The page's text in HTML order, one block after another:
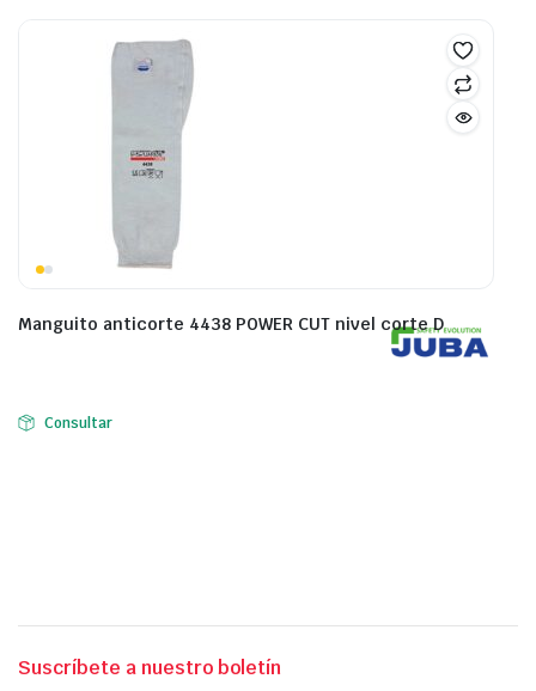
Manguito anticorte 4438 POWER CUT nivel corte D
Consultar
Suscríbete a nuestro boletín